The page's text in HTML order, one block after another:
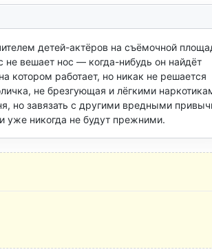
детей-актёров на съёмочной
вешает нос — когда-нибудь он найдёт
котором работает, но никак не решается
не брезгующая и лёгкими
но завязать с другими вредными
уже никогда не будут прежними.